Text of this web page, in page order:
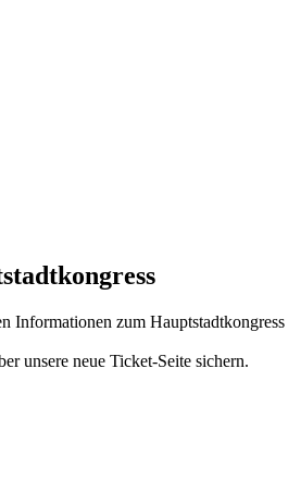
Informationen zum Hauptstadtkongress
unsere neue Ticket-Seite sichern.